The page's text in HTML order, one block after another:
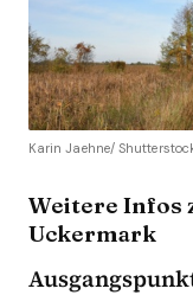
Karin Jaehne/
Weitere Infos
Uckermark